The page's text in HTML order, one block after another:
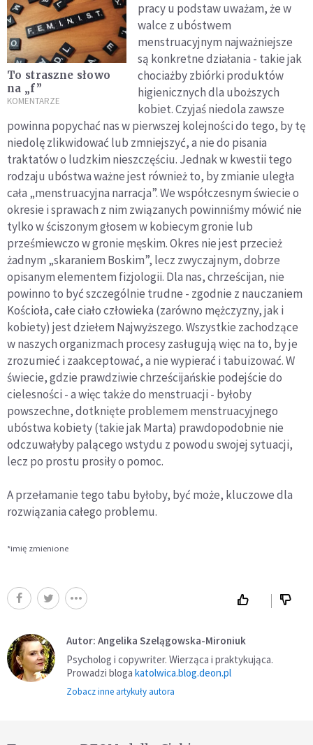
To straszne słowo
na „f”
KOMENTARZE
pracy u podstaw uważam, że w
walce z ubóstwem
menstruacyjnym najważniejsze
są konkretne działania - takie jak
chociażby zbiórki produktów
higienicznych dla uboższych
kobiet. Czyjaś niedola zawsze
powinna popychać nas w pierwszej kolejności do tego, by tę
niedolę zlikwidować lub zmniejszyć, a nie do pisania
traktatów o ludzkim nieszczęściu. Jednak w kwestii tego
rodzaju ubóstwa ważne jest również to, by zmianie uległa
cała „menstruacyjna narracja”. We współczesnym świecie o
okresie i sprawach z nim związanych powinniśmy mówić nie
tylko w ściszonym głosem w kobiecym gronie lub
prześmiewczo w gronie męskim. Okres nie jest przecież
żadnym „skaraniem Boskim”, lecz zwyczajnym, dobrze
opisanym elementem fizjologii. Dla nas, chrześcijan, nie
powinno to być szczególnie trudne - zgodnie z nauczaniem
Kościoła, całe ciało człowieka (zarówno mężczyzny, jak i
kobiety) jest dziełem Najwyższego. Wszystkie zachodzące
w naszych organizmach procesy zasługują więc na to, by je
zrozumieć i zaakceptować, a nie wypierać i tabuizować. W
świecie, gdzie prawdziwie chrześcijańskie podejście do
cielesności - a więc także do menstruacji - byłoby
powszechne, dotknięte problemem menstruacyjnego
ubóstwa kobiety (takie jak Marta) prawdopodobnie nie
odczuwałyby palącego wstydu z powodu swojej sytuacji,
lecz po prostu prosiły o pomoc.
A przełamanie tego tabu byłoby, być może, kluczowe dla
rozwiązania całego problemu.
*imię zmienione
Autor: Angelika Szelągowska-Mironiuk
Psycholog i copywriter. Wierząca i praktykująca.
Prowadzi bloga katolwica.blog.deon.pl
Zobacz inne artykuły autora